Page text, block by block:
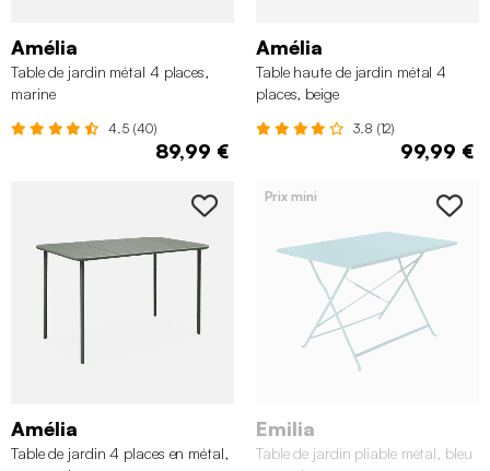
Amélia
Table de jardin métal 4 places,
marine
4.5 (40)
89,99 €
Amélia
Table haute de jardin métal 4
places, beige
3.8 (12)
99,99 €
Amélia
Table de jardin 4 places en métal,
Prix mini
Emilia
Table de jardin pliable métal, bleu